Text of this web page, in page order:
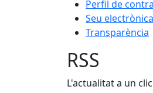
Perfil de
Seu electrònica
Transparència
RSS
L'actualitat a un clic